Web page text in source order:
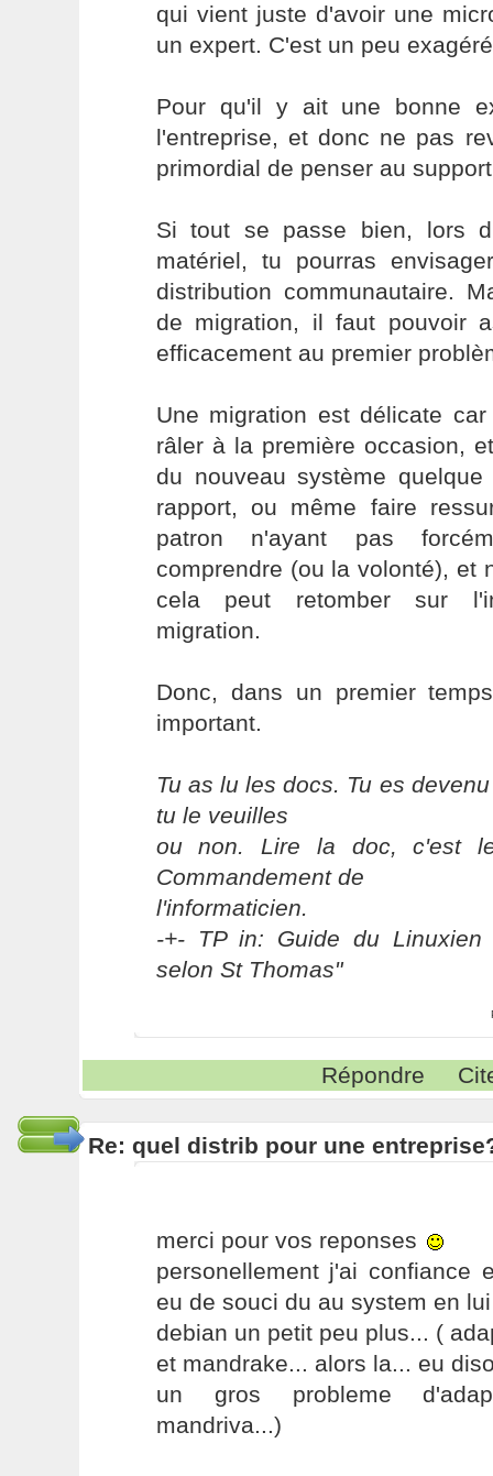
qui vient juste d'avoir une
un expert. C'est un peu
Pour qu'il y ait une bonne
l'entreprise, et donc ne pas
primordial de penser au
Si tout se passe bien, lors
matériel, tu pourras
distribution communautaire.
de migration, il faut pouvoir
efficacement au premier
Une migration est délicate
râler à la première occasion,
du nouveau système
rapport, ou même faire
patron n'ayant pas
comprendre (ou la volonté), et
cela peut retomber sur
migration.
Donc, dans un premier
important.
Tu as lu les docs. Tu es
tu le veuilles
ou non. Lire la doc, c'est
Commandement de
l'informaticien.
-+- TP in: Guide du Linuxien
selon St Thomas"
Répondre
Re: quel distrib pour une
merci pour vos reponses
personellement j'ai confiance
eu de souci du au system en
debian un petit peu plus... (
et mandrake... alors la... eu
un gros probleme
mandriva...)